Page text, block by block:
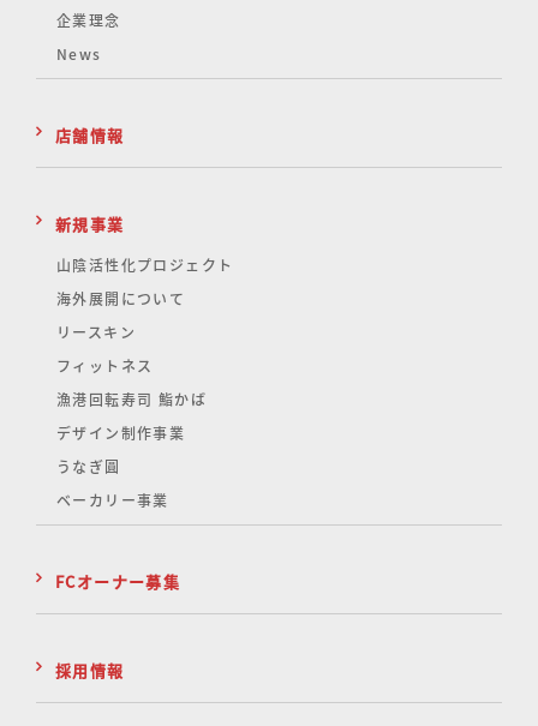
企業理念
News
店舗情報
新規事業
山陰活性化プロジェクト
海外展開について
リースキン
フィットネス
漁港回転寿司 鮨かば
デザイン制作事業
うなぎ圓
ベーカリー事業
FCオーナー募集
採用情報